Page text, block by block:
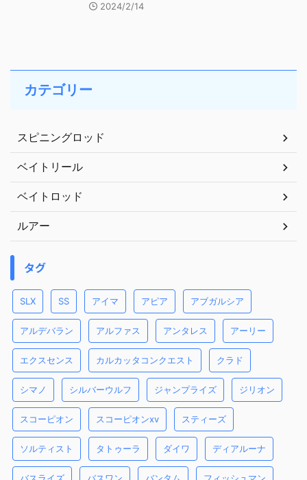
2024/2/14
カテゴリー
スピニングロッド
ベイトリール
ベイトロッド
ルアー
タグ
SLX SS アイマ アピア アブガルシア
アルデバラン アルファス アンタレス アーリー
エクスセンス カルカッタコンクエスト クラド
シマノ シルバーウルフ ジャンプライズ ジリオン
スコーピオン スコーピオンxv スティーズ
ソルティスト タトゥーラ ダイワ ディアルーナ